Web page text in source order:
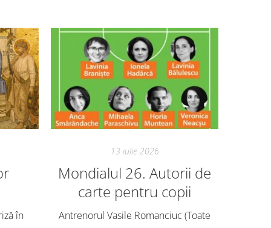
în
13 iulie 2026
Mondialul 26. Autorii de
carte pentru copii
Antrenorul Vasile Romanciuc (Toate